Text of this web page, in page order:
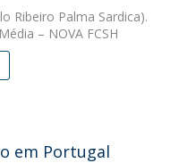
Ribeiro Palma Sardica).
– NOVA FCSH
em Portugal